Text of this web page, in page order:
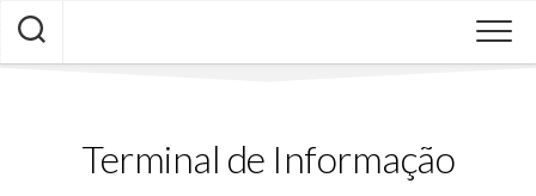
Skip
content
Terminal de Informação